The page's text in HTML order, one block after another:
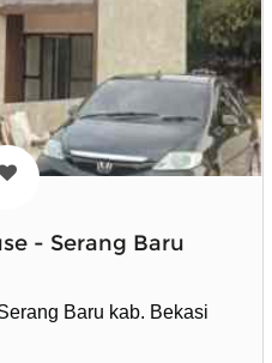
- Serang Baru
Baru kab. Bekasi